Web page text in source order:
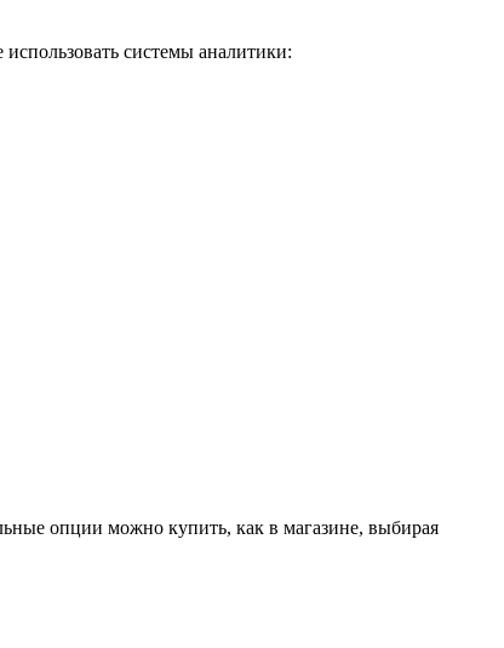
системы аналитики:
опции можно купить, как в магазине, выбирая